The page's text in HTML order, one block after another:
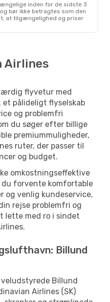
inden for de sidste 3
bør ikke betragtes som den
at tilgængelighed og priser
Airlines
flyvetur med
et pålideligt flyselskab
og problemfri
du søger efter billige
premiummuligheder,
ruter, der passer til
og budget.
omkostningseffektive
forvente komfortable
og venlig kundeservice,
rejse problemfri og
lette med ro i sindet
Billund
Billund
Airlines (SK)